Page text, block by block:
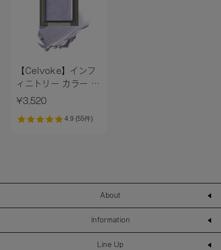
【Celvoke】インフ
ィニトリー カラー N
＜全11色＞
¥3,520
About
Information
Line Up